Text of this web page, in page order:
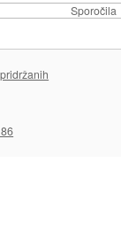
Sporočila